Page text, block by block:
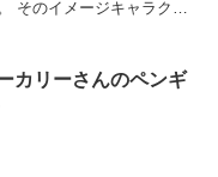
そのイメージキャラクタ
カリーさんのペンギ